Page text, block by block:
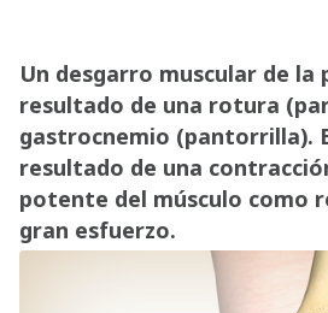
Un desgarro muscular de
resultado de una rotura
gastrocnemio (pantorrilla).
resultado de una
potente del músculo como
gran esfuerzo.